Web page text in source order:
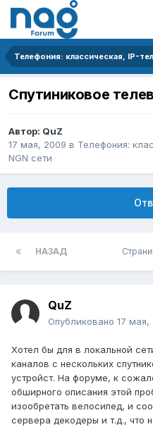
Спутиниковое
Автор: QuZ
17 мая, 2009 в Телефония:
NGN сети
НАЗАД
QuZ
Опубликовано 17 мая,
Хотел бы для в локальной
каналов с нескольких
устройст. На форуме, к
обширного описания этой
изообретать велосипед, и
сервера декодеры и т.д., что